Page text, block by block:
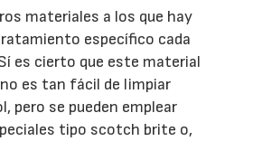
materiales a los que hay
específico cada
es cierto que este material
es tan fácil de limpiar
pero se pueden emplear
tipo scotch brite o,